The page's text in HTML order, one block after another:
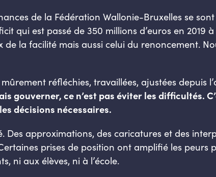
de la Fédération Wallonie-Bruxelles se
qui est passé de 350 millions d’euros en 2019 à
la facilité mais aussi celui du renoncement.
réfléchies, travaillées, ajustées depuis
gouverner, ce n’est pas éviter les difficultés.
décisions nécessaires.
Des approximations, des caricatures et des
prises de position ont amplifié les peurs
ni aux élèves, ni à l’école.